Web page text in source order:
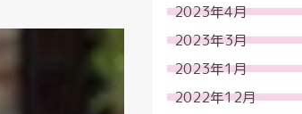
2023年4月
2023年3月
2023年1月
2022年12月